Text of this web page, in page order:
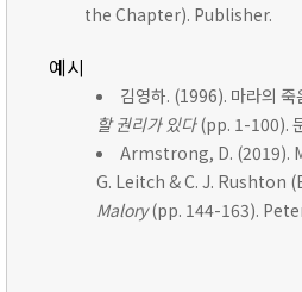
the Chapter). Publisher.
예시
김영하. (1996). 마라의 죽
할 권리가 있다(pp. 1-100).
Armstrong, D. (2019).
G. Leitch & C. J. Rushton
Malory(pp. 144-163).